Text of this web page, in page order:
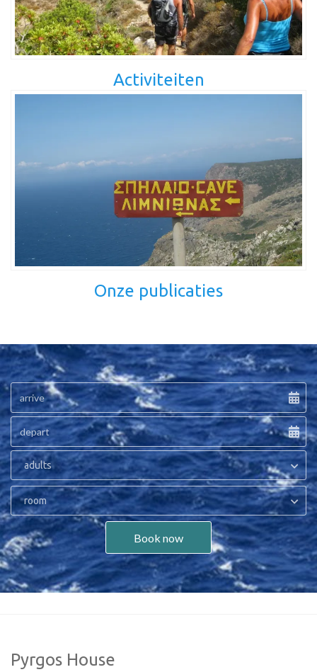
Activiteiten
Onze publicaties
adults
room
Book now
Pyrgos House